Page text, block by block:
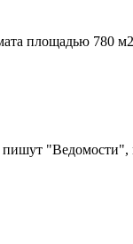
площадью 780